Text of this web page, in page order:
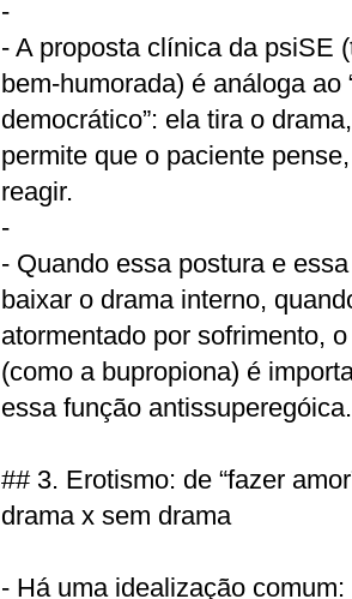
- ⁠
- A proposta clínica da psiSE
bem‑humorada) é análoga ao
democrático”: ela tira o
permite que o paciente
reagir.
- ⁠
- Quando essa postura e
baixar o drama interno,
atormentado por sofrimento,
(como a bupropiona) é
essa função antissuperegóica.
## 3. Erotismo: de “fazer
drama x sem drama
- Há uma idealização